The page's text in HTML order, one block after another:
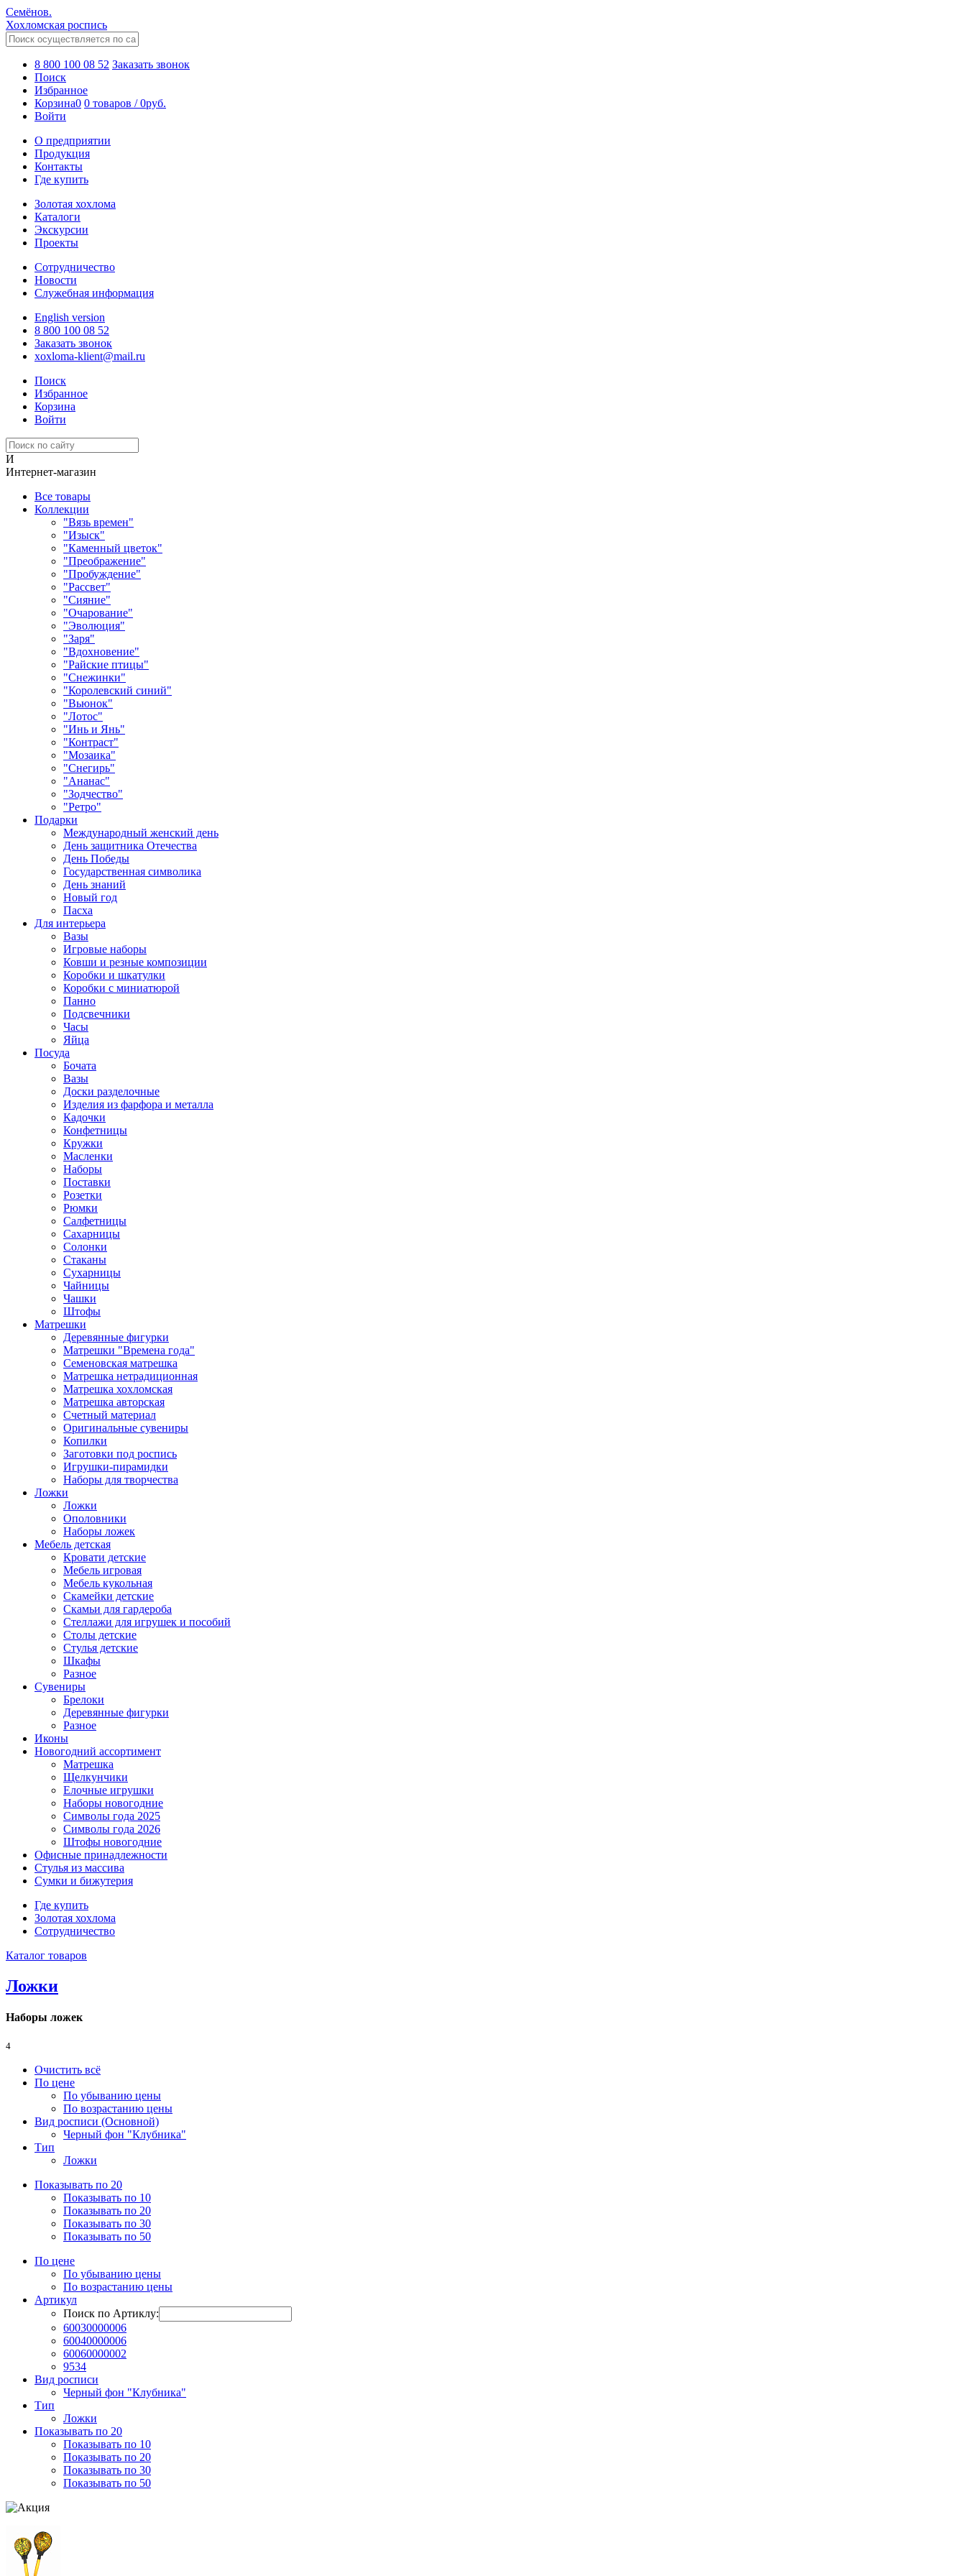
Семёнов.
Хохломская роспись
8 800 100 08 52 Заказать звонок
Поиск
Избранное
Корзина0 0 товаров /0руб.
Войти
О предприятии
Продукция
Контакты
Где купить
Золотая хохлома
Каталоги
Экскурсии
Проекты
Сотрудничество
Новости
Служебная информация
English version
8 800 100 08 52
Заказать звонок
xoxloma-klient@mail.ru
Поиск
Избранное
Корзина
Войти
И
Интернет-магазин
Все товары
Коллекции
"Вязь времен"
"Изыск"
"Каменный цветок"
"Преображение"
"Пробуждение"
"Рассвет"
"Сияние"
"Очарование"
"Эволюция"
"Заря"
"Вдохновение"
"Райские птицы"
"Снежинки"
"Королевский синий"
"Вьюнок"
"Лотос"
"Инь и Янь"
"Контраст"
"Мозаика"
"Снегирь"
"Ананас"
"Зодчество"
"Ретро"
Подарки
Международный женский день
День защитника Отечества
День Победы
Государственная символика
День знаний
Новый год
Пасха
Для интерьера
Вазы
Игровые наборы
Ковши и резные композиции
Коробки и шкатулки
Коробки с миниатюрой
Панно
Подсвечники
Часы
Яйца
Посуда
Бочата
Вазы
Доски разделочные
Изделия из фарфора и металла
Кадочки
Конфетницы
Кружки
Масленки
Наборы
Поставки
Розетки
Рюмки
Салфетницы
Сахарницы
Солонки
Стаканы
Сухарницы
Чайницы
Чашки
Штофы
Матрешки
Деревянные фигурки
Матрешки "Времена года"
Семеновская матрешка
Матрешка нетрадиционная
Матрешка хохломская
Матрешка авторская
Счетный материал
Оригинальные сувениры
Копилки
Заготовки под роспись
Игрушки-пирамидки
Наборы для творчества
Ложки
Ложки
Ополовники
Наборы ложек
Мебель детская
Кровати детские
Мебель игровая
Мебель кукольная
Скамейки детские
Скамьи для гардероба
Стеллажи для игрушек и пособий
Столы детские
Стулья детские
Шкафы
Разное
Сувениры
Брелоки
Деревянные фигурки
Разное
Иконы
Новогодний ассортимент
Матрешка
Щелкунчики
Елочные игрушки
Наборы новогодние
Символы года 2025
Символы года 2026
Штофы новогодние
Офисные принадлежности
Стулья из массива
Сумки и бижутерия
Где купить
Золотая хохлома
Сотрудничество
Каталог товаров
Ложки
Наборы ложек
4
Очистить всё
По цене
По убыванию цены
По возрастанию цены
Вид росписи (Основной)
Черный фон "Клубника"
Тип
Ложки
Показывать по 20
Показывать по 10
Показывать по 20
Показывать по 30
Показывать по 50
По цене
По убыванию цены
По возрастанию цены
Артикул
Поиск по Артиклу:
60030000006
60040000006
60060000002
9534
Вид росписи
Черный фон "Клубника"
Тип
Ложки
Показывать по 20
Показывать по 10
Показывать по 20
Показывать по 30
Показывать по 50